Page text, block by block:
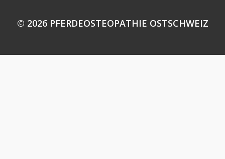
© 2026 PFERDEOSTEOPATHIE OSTSCHWEIZ